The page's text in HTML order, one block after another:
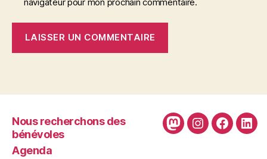
Nous recherchons des
bénévoles
Agenda
MastodonInstagram